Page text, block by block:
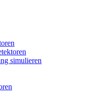
simulieren